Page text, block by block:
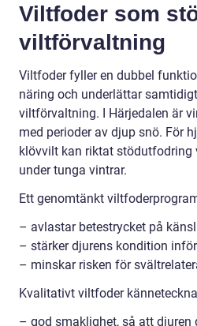
Viltfoder som
viltförvaltning
Viltfoder fyller en dubbel
näring och underlättar
viltförvaltning. I Härjedalen är
med perioder av djup snö. För
klövvilt kan riktat stödutfodring
under tunga vintrar.
Ett genomtänkt
– avlastar betestrycket på
– stärker djurens kondition
– minskar risken för
Kvalitativt viltfoder
– god smaklighet, så att djuren